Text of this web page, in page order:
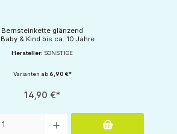
Bernsteinkette glänzend
& Kind bis ca. 10 Jahre
Hersteller: SONSTIGE
Varianten ab6,90 €*
14,90 €*